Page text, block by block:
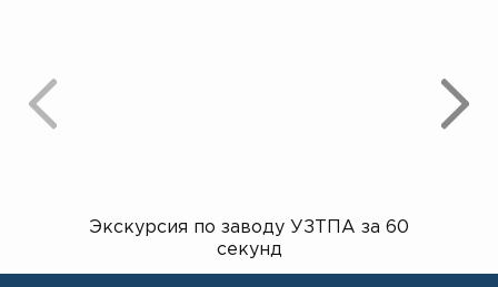
Экскурсия по заводу УЗТПА за 60
секунд